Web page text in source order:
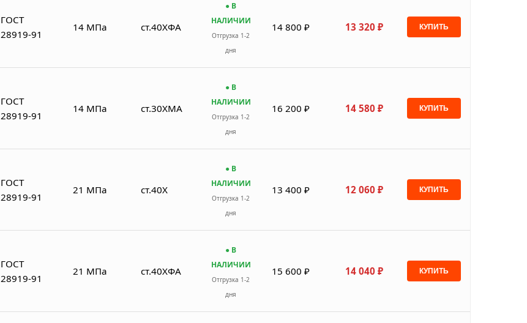
ГОСТ
28919-91
14 МПа ст.40ХФА
● В
НАЛИЧИИ
Отгрузка 1-2
дня
14 800 ₽ 13 320 ₽ КУПИТЬ
ГОСТ
28919-91
14 МПа ст.30ХМА
● В
НАЛИЧИИ
Отгрузка 1-2
дня
16 200 ₽ 14 580 ₽ КУПИТЬ
ГОСТ
28919-91
21 МПа ст.40Х
● В
НАЛИЧИИ
Отгрузка 1-2
дня
13 400 ₽ 12 060 ₽ КУПИТЬ
ГОСТ
28919-91
21 МПа ст.40ХФА
● В
НАЛИЧИИ
Отгрузка 1-2
дня
15 600 ₽ 14 040 ₽ КУПИТЬ